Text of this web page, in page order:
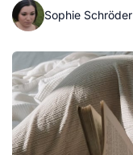
Sophie Schröder